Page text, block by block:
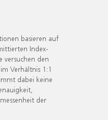
basieren auf
Index-
versuchen den
Verhältnis 1:1
dabei keine
der